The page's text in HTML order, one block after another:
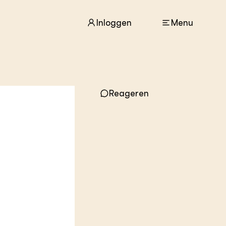
Inloggen Menu
Reageren